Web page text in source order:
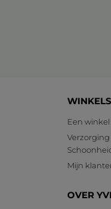
Een
Mijn
OVER